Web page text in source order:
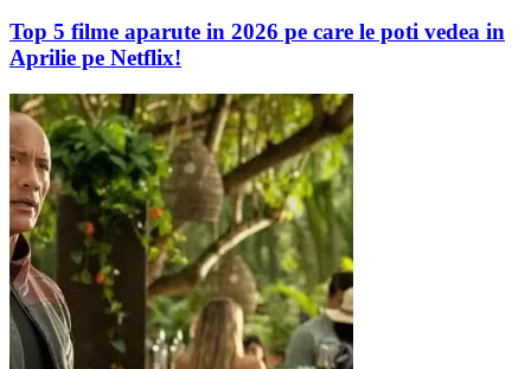
Top 5 filme aparute in 2026 pe care le poti vedea in
Aprilie pe Netflix!